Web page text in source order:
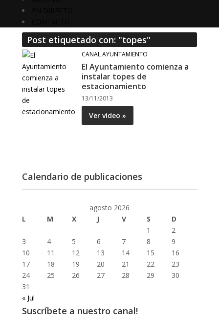
Post etiquetado con: "topes"
CANAL AYUNTAMIENTO
El Ayuntamiento comienza a
instalar topes de
estacionamiento
13/11/2013
Ver vídeo »
Calendario de publicaciones
agosto 2026
L
M X J V S
D
1
2
3
4 5 6 7 8
9
10
11 12 13 14 15
16
17
18 19 20 21 22
23
24
25 26 27 28 29
30
31
« Jul
Suscríbete a nuestro canal!